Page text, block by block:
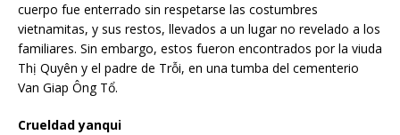
cuerpo fue enterrado sin respetarse las costumbres
vietnamitas, y sus restos, llevados a un lugar no revelado a los
familiares. Sin embargo, estos fueron encontrados por la viuda
Thị Quyên y el padre de Trỗi, en una tumba del cementerio
Van Giap Ông Tổ.
Crueldad yanqui